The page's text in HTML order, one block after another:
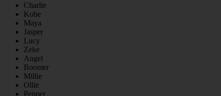
Charlie
Kobe
Maya
Jasper
Lucy
Zeke
Angel
Boomer
Millie
Ollie
Pepper